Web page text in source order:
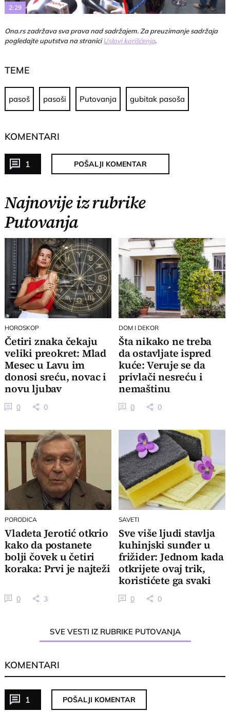
2:29
Ona.rs zadržava sva prava nad sadržajem. Za preuzimanje sadržaja
pogledajte uputstva na straniciUslovi korišćenja.
TEME
pasoš pasoši Putovanja gubitak pasoša
KOMENTARI
1 POŠALJI KOMENTAR
Najnovije iz rubrike
Putovanja
HOROSKOP
Četiri znaka čekaju
veliki preokret: Mlad
Mesec u Lavu im
donosi sreću, novac i
novu ljubav
0 0
DOM I DEKOR
Šta nikako ne treba
da ostavljate ispred
kuće: Veruje se da
privlači nesreću i
nemaštinu
0 0
PORODICA
Vladeta Jerotić otkrio
kako da postanete
bolji čovek u četiri
koraka: Prvi je najteži
0 3
SAVETI
Sve više ljudi stavlja
kuhinjski sunđer u
frižider: Jednom kada
otkrijete ovaj trik,
koristićete ga svaki
put 0 0
SVE VESTI IZ RUBRIKE PUTOVANJA
KOMENTARI
1 POŠALJI KOMENTAR